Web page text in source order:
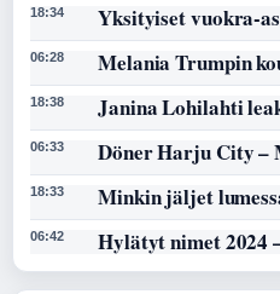
18:34 Yksityiset vuokra-
06:28 Melania Trumpin
18:38 Janina Lohilahti
06:33 Döner Harju City –
18:33 Minkin jäljet
06:42 Hylätyt nimet 2024